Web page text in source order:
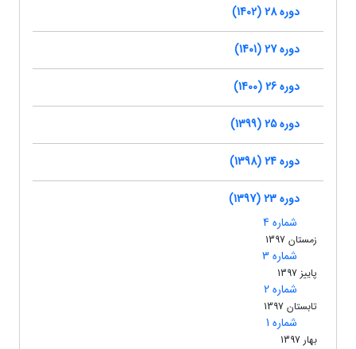
دوره 28 (1402)
دوره 27 (1401)
دوره 26 (1400)
دوره 25 (1399)
دوره 24 (1398)
دوره 23 (1397)
شماره 4
زمستان 1397
شماره 3
پاییز 1397
شماره 2
تابستان 1397
شماره 1
بهار 1397